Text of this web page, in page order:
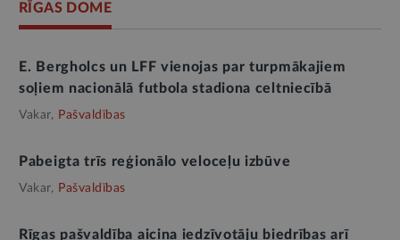
RĪGAS DOME
E. Bergholcs un LFF vienojas par turpmākajiem
soļiem nacionālā futbola stadiona celtniecībā
Vakar, Pašvaldības
Pabeigta trīs reģionālo veloceļu izbūve
Vakar, Pašvaldības
Rīgas pašvaldība aicina iedzīvotāju biedrības arī